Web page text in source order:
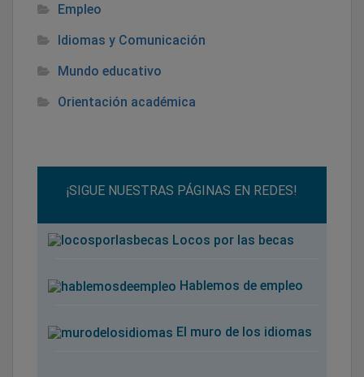
Empleo
Idiomas y Comunicación
Mundo educativo
Orientación académica
¡SIGUE NUESTRAS PÁGINAS EN REDES!
Locos por las becas
Hablemos de empleo
El muro de los idiomas